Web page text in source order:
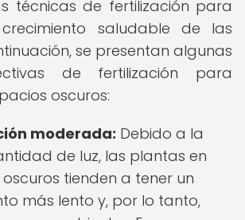
técnicas de fertilización para
saludable de las
se presentan algunas
de fertilización para
oscuros:
moderada: Debido a la
de luz, las plantas en
tienden a tener un
más lento y, por lo tanto,